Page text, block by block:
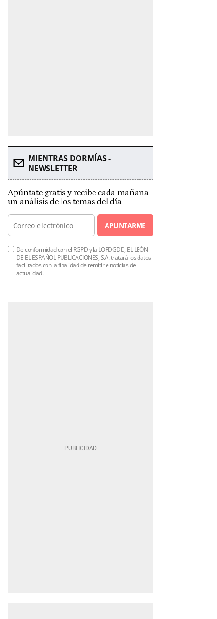
MIENTRAS DORMÍAS -
NEWSLETTER
Apúntate gratis y recibe cada mañana
un análisis de los temas del día
APUNTARME
De conformidad con el RGPD y la LOPDGDD, EL LEÓN
DE EL ESPAÑOL PUBLICACIONES, S.A. tratará los datos
facilitados con la finalidad de remitirle noticias de
actualidad.